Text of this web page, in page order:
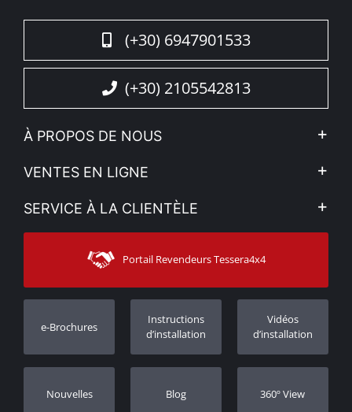
(+30) 6947901533
(+30) 2105542813
À PROPOS DE NOUS
L'entreprise
Voir nos actualités
Sitemap
VENTES EN LIGNE
Mon compte
Moyens d’expédition
SERVICE À LA CLIENTÈLE
Contacter
Assistance aux clients
Suivi des commandes
Concessionnaires
Portail Revendeurs Tessera4x4
e-Brochures
Instructions
d’installation
Vidéos
d’installation
Nouvelles Blog 360º View